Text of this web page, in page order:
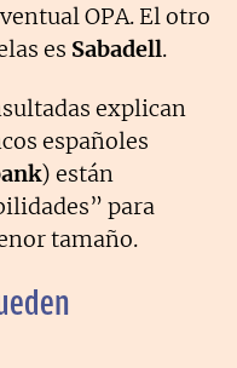
OPA. El otro
es Sabadell.
explican
españoles
) están
para
tamaño.